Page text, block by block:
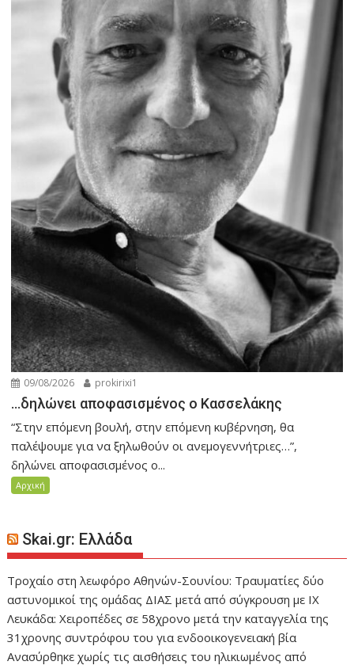
09/08/2026 prokirixi1
…δηλώνει αποφασισμένος ο Κασσελάκης
“Στην επόμενη βουλή, στην επόμενη κυβέρνηση, θα
παλέψουμε για να ξηλωθούν οι ανεμογεννήτριες…”,
δηλώνει αποφασισμένος ο...
Αρχική
Skai.gr: Ελλάδα
Τροχαίο στη λεωφόρο Αθηνών-Σουνίου: Τραυματίες δύο
αστυνομικοί της ομάδας ΔΙΑΣ μετά από σύγκρουση με ΙΧ
Λευκάδα: Χειροπέδες σε 58χρονο μετά την καταγγελία της
31χρονης συντρόφου του για ενδοοικογενειακή βία
Ανασύρθηκε χωρίς τις αισθήσεις του ηλικιωμένος από